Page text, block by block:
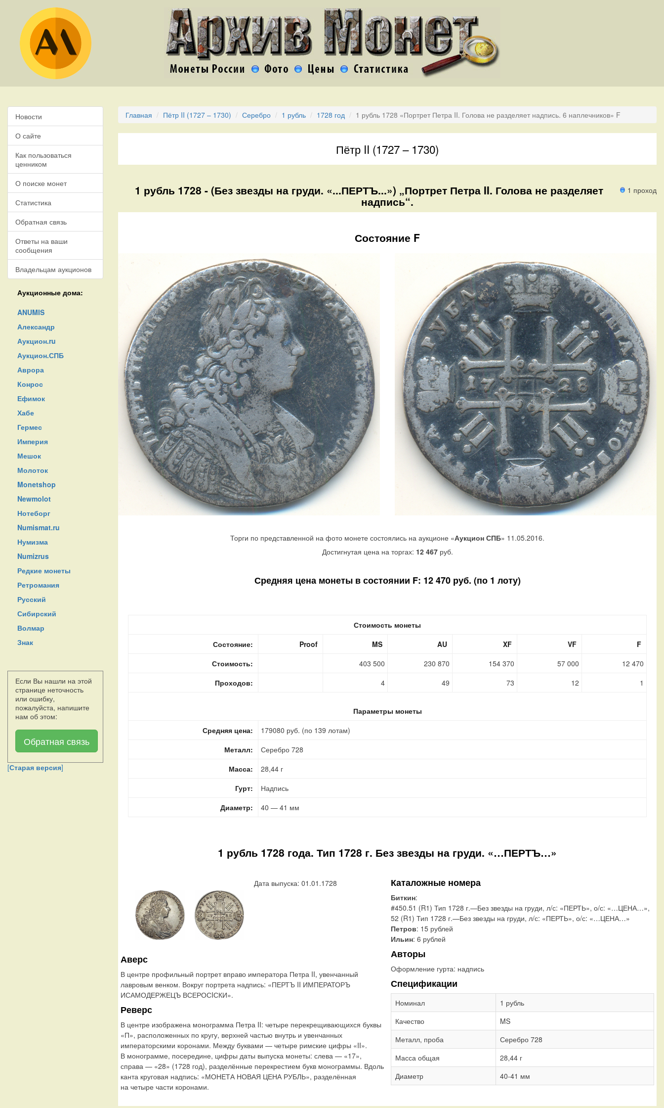
Новости
О сайте
Как пользоваться
ценником
О поиске монет
Статистика
Обратная связь
Ответы на ваши
сообщения
Владельцам аукционов
Аукционные дома:
ANUMIS
Александр
Аукцион.ru
Аукцион.СПБ
Аврора
Конрос
Ефимок
Хабе
Гермес
Империя
Мешок
Молоток
Monetshop
Newmolot
Нотеборг
Numismat.ru
Нумизма
Numizrus
Редкие монеты
Ретромания
Русский
Сибирский
Волмар
Знак
Если Вы нашли на этой
странице неточность
или ошибку,
пожалуйста, напишите
нам об этом:
Обратная связь
[Старая версия]
Главная Пётр II (1727 – 1730) Серебро 1 рубль 1728 год 1 рубль 1728 «Портрет Петра II. Голова не разделяет надпись. 6 наплечников» F
Пётр II (1727 – 1730)
1 проход
1 рубль 1728 - (Без звезды на груди. «...ПЕРТЪ...») „Портрет Петра II. Голова не разделяет
надпись“.
Состояние F
Торги по представленной на фото монете состоялись на аукционе «Аукцион СПБ» 11.05.2016.
Достигнутая цена на торгах: 12 467руб.
Средняя цена монеты в состоянии F: 12 470 руб. (по 1 лоту)
Стоимость монеты
Состояние:
Proof MS AU XF VF
F
Стоимость:
403 500 230 870 154 370 57 000
12 470
Проходов:
4 49 73 12 1
Параметры монеты
Средняя цена:
179080 руб. (по 139 лотам)
Металл:
Серебро 728
Масса:
28,44 г
Гурт:
Надпись
Диаметр:
40 — 41 мм
1 рубль 1728 года. Тип 1728 г. Без звезды на груди. «…ПЕРТЪ…»
Дата выпуска: 01.01.1728
Аверс
В центре профильный портрет вправо императора Петра II, увенчанный
лавровым венком. Вокруг портрета надпись: «ПЕРТЪ II ИМПЕРАТОРЪ
ИСАМОДЕРЖЕЦЪ ВСЕРОСIСКИ».
Реверс
В центре изображена монограмма Петра II: четыре перекрещивающихся буквы
«П», расположенных по кругу, верхней частью внутрь и увенчанных
императорскими коронами. Между буквами — четыре римские цифры «II».
В монограмме, посередине, цифры даты выпуска монеты: слева — «17»,
справа — «28» (1728 год), разделённые перекрестием букв монограммы. Вдоль
канта круговая надпись: «МОНЕТА НОВАЯ ЦЕНА РУБЛЬ», разделённая
на четыре части коронами.
Каталожные номера
Биткин:
#450.51 (R1) Тип 1728 г.—Без звезды на груди, л/с: «ПЕРТЬ», о/с: «…ЦЕНА…»,
52 (R1) Тип 1728 г.—Без звезды на груди, л/с: «ПЕРТЬ», о/с: «…ЦЕНА…»
Петров: 15 рублей
Ильин: 6 рублей
Авторы
Оформление гурта: надпись
Спецификации
Номинал
1 рубль
Качество
MS
Металл, проба
Серебро 728
Масса общая
28,44 г
Диаметр
40-41 мм